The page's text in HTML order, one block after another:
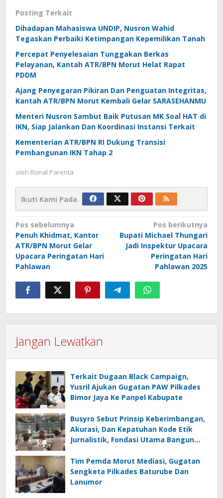
Posting Terkait
Dihadapan Mahasiswa UNDIP, Nusron Wahid
Tegaskan Perbaiki Ketimpangan Kepemilikan Tanah
Percepat Penyelesaian Tunggakan Berkas
Pelayanan, Kantah ATR/BPN Morut Helat Rapat
PDDM
Ajang Penyegaran Pikiran Dan Penguatan Integritas,
Kantah ATR/BPN Morut Kembali Gelar SARASEHANMU
Menteri Nusron Sambut Baik Putusan MK Soal HAT di
IKN, Siap Jalankan Dan Koordinasi Instansi Terkait
Kementerian ATR/BPN RI Dukung Transisi
Pembangunan IKN Tahap 2
oleh Ronal Parenta
Ikuti Kami Pada
Navigasi
pos
Pos sebelumnya
Penuh Khidmat, Kantor
ATR/BPN Morut Gelar
Upacara Peringatan Hari
Pahlawan
Pos berikutnya
Bupati Michael Thungari
Jadi Inspektur Upacara
Peringatan Hari
Pahlawan 2025
Jangan Lewatkan
Terkait Dugaan Black Campaign,
Yusril Ajukan Gugatan PAW Pilkades
Bimor Jaya Ke Panpel Kabupate
Busyro Sebut Prinsip Keberimbangan,
Akurasi, Dan Kepatuhan Kode Etik
Jurnalistik, Fondasi Utama Bangun
Tim Pemda Morut Mediasi, Gugatan
Sengketa Pilkades Baturube Dan
Lanumor